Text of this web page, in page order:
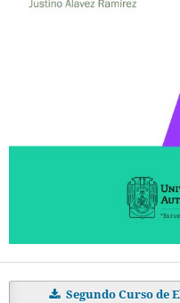
Segundo Curso de